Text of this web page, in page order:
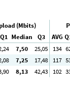
(Mbits)
Q1 Median Q3 AVG
,24 7,50 25,05 134
,08 7,25 17,48 117
,90 8,13 42,43 102